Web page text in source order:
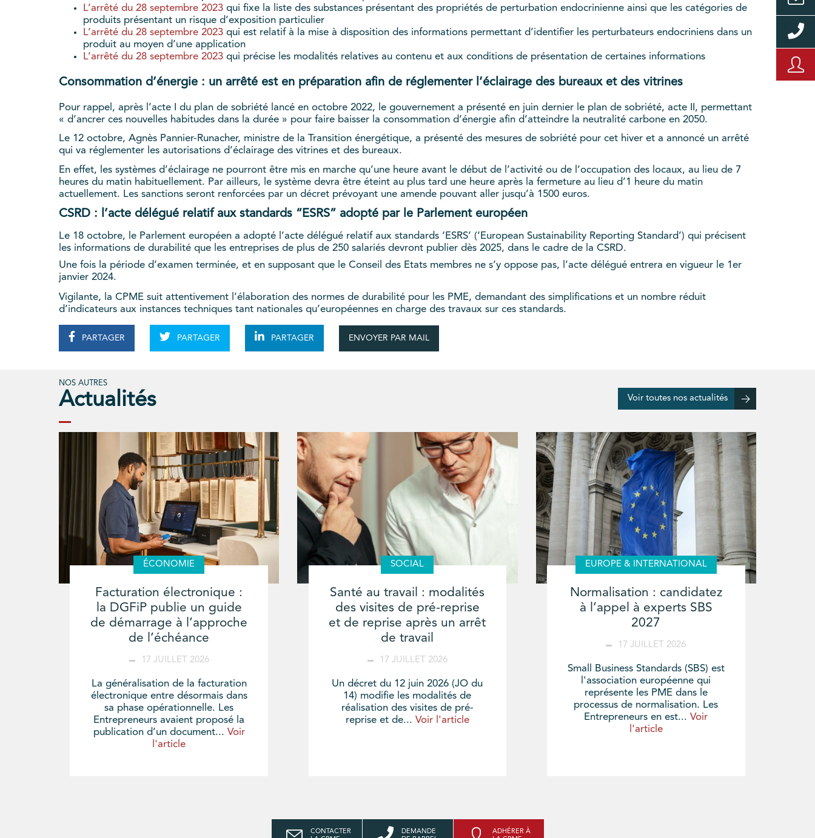
L’arrêté du 28 septembre 2023 qui fixe la liste des substances présentant des propriétés de perturbation endocrinienne ainsi que les catégories de
produits présentant un risque d’exposition particulier
L’arrêté du 28 septembre 2023 qui est relatif à la mise à disposition des informations permettant d’identifier les perturbateurs endocriniens dans un
produit au moyen d’une application
L’arrêté du 28 septembre 2023 qui précise les modalités relatives au contenu et aux conditions de présentation de certaines informations
Consommation d’énergie : un arrêté est en préparation afin de réglementer l’éclairage des bureaux et des vitrines
Pour rappel, après l’acte I du plan de sobriété lancé en octobre 2022, le gouvernement a présenté en juin dernier le plan de sobriété, acte II, permettant
« d’ancrer ces nouvelles habitudes dans la durée » pour faire baisser la consommation d’énergie afin d’atteindre la neutralité carbone en 2050.
Le 12 octobre, Agnès Pannier-Runacher, ministre de la Transition énergétique, a présenté des mesures de sobriété pour cet hiver et a annoncé un arrêté
qui va réglementer les autorisations d’éclairage des vitrines et des bureaux.
En effet, les systèmes d’éclairage ne pourront être mis en marche qu’une heure avant le début de l’activité ou de l’occupation des locaux, au lieu de 7
heures du matin habituellement. Par ailleurs, le système devra être éteint au plus tard une heure après la fermeture au lieu d’1 heure du matin
actuellement. Les sanctions seront renforcées par un décret prévoyant une amende pouvant aller jusqu’à 1500 euros.
CSRD : l’acte délégué relatif aux standards “ESRS” adopté par le Parlement européen
Le 18 octobre, le Parlement européen a adopté l’acte délégué relatif aux standards ‘ESRS’ (‘European Sustainability Reporting Standard’) qui précisent
les informations de durabilité que les entreprises de plus de 250 salariés devront publier dès 2025, dans le cadre de la CSRD.
Une fois la période d’examen terminée, et en supposant que le Conseil des Etats membres ne s’y oppose pas, l’acte délégué entrera en vigueur le 1er
janvier 2024.
Vigilante, la CPME suit attentivement l’élaboration des normes de durabilité pour les PME, demandant des simplifications et un nombre réduit
d’indicateurs aux instances techniques tant nationales qu’européennes en charge des travaux sur ces standards.
PARTAGER PARTAGER PARTAGER ENVOYER PAR MAIL
NOS AUTRES
Actualités Voir toutes nos actualités
ÉCONOMIE
Facturation électronique :
la DGFiP publie un guide
de démarrage à l’approche
de l’échéance
17 JUILLET 2026
La généralisation de la facturation
électronique entre désormais dans
sa phase opérationnelle. Les
Entrepreneurs avaient proposé la
publication d’un document... Voir
l'article
SOCIAL
Santé au travail : modalités
des visites de pré-reprise
et de reprise après un arrêt
de travail
17 JUILLET 2026
Un décret du 12 juin 2026 (JO du
14) modifie les modalités de
réalisation des visites de pré-
reprise et de... Voir l'article
EUROPE & INTERNATIONAL
Normalisation : candidatez
à l’appel à experts SBS
2027
17 JUILLET 2026
Small Business Standards (SBS) est
l'association européenne qui
représente les PME dans le
processus de normalisation. Les
Entrepreneurs en est...Voir
l'article
CONTACTER
DEMANDE
ADHÉRER À